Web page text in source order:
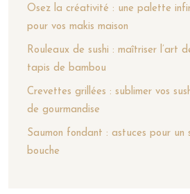
Osez la créativité : une palette
pour vos makis maison
Rouleaux de sushi : maîtriser l’art
tapis de bambou
Crevettes grillées : sublimer vos
de gourmandise
Saumon fondant : astuces pour un
bouche